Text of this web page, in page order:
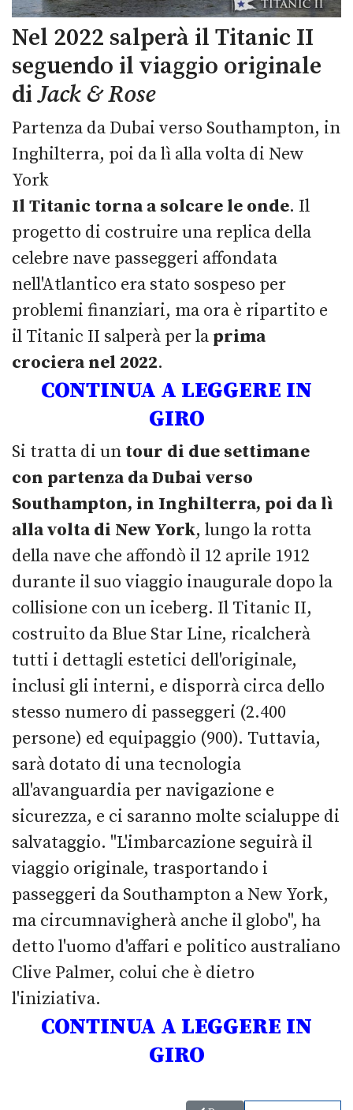
Nel 2022 salperà il Titanic II
seguendo il viaggio originale
diJack & Rose
Partenza da Dubai verso Southampton, in
Inghilterra, poi da lì alla volta di New
York
Il Titanic torna a solcare le onde. Il
progetto di costruire una replica della
celebre nave passeggeri affondata
nell'Atlantico era stato sospeso per
problemi finanziari, ma ora è ripartito e
il Titanic II salperà per la prima
crociera nel 2022.
CONTINUA A LEGGERE IN
GIRO
Si tratta di un tour di due settimane
con partenza da Dubai verso
Southampton, in Inghilterra, poi da lì
alla volta di New York, lungo la rotta
della nave che affondò il 12 aprile 1912
durante il suo viaggio inaugurale dopo la
collisione con un iceberg. Il Titanic II,
costruito da Blue Star Line, ricalcherà
tutti i dettagli estetici dell'originale,
inclusi gli interni, e disporrà circa dello
stesso numero di passeggeri (2.400
persone) ed equipaggio (900). Tuttavia,
sarà dotato di una tecnologia
all'avanguardia per navigazione e
sicurezza, e ci saranno molte scialuppe di
salvataggio. "L'imbarcazione seguirà il
viaggio originale, trasportando i
passeggeri da Southampton a New York,
ma circumnavigherà anche il globo", ha
detto l'uomo d'affari e politico australiano
Clive Palmer, colui che è dietro
l'iniziativa.
CONTINUA A LEGGERE IN
GIRO